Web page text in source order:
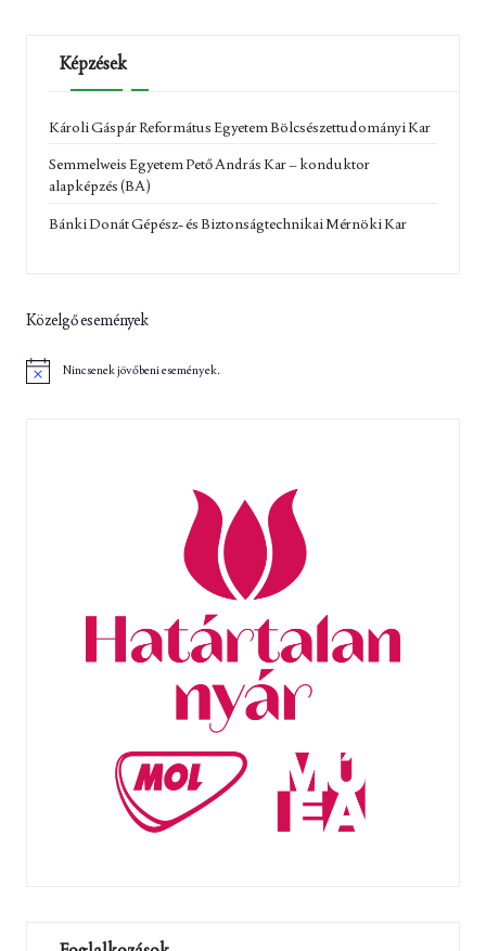
Képzések
Károli Gáspár Református Egyetem Bölcsészettudományi Kar
Semmelweis Egyetem Pető András Kar – konduktor
alapképzés (BA)
Bánki Donát Gépész- és Biztonságtechnikai Mérnöki Kar
Közelgő események
Nincsenek jövőbeni események.